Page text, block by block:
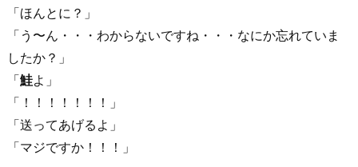
「ほんとに？」
「う〜ん・・・わからないですね・・・なにか忘れていま
したか？」
「鮭よ」
「！！！！！！！」
「送ってあげるよ」
「マジですか！！！」